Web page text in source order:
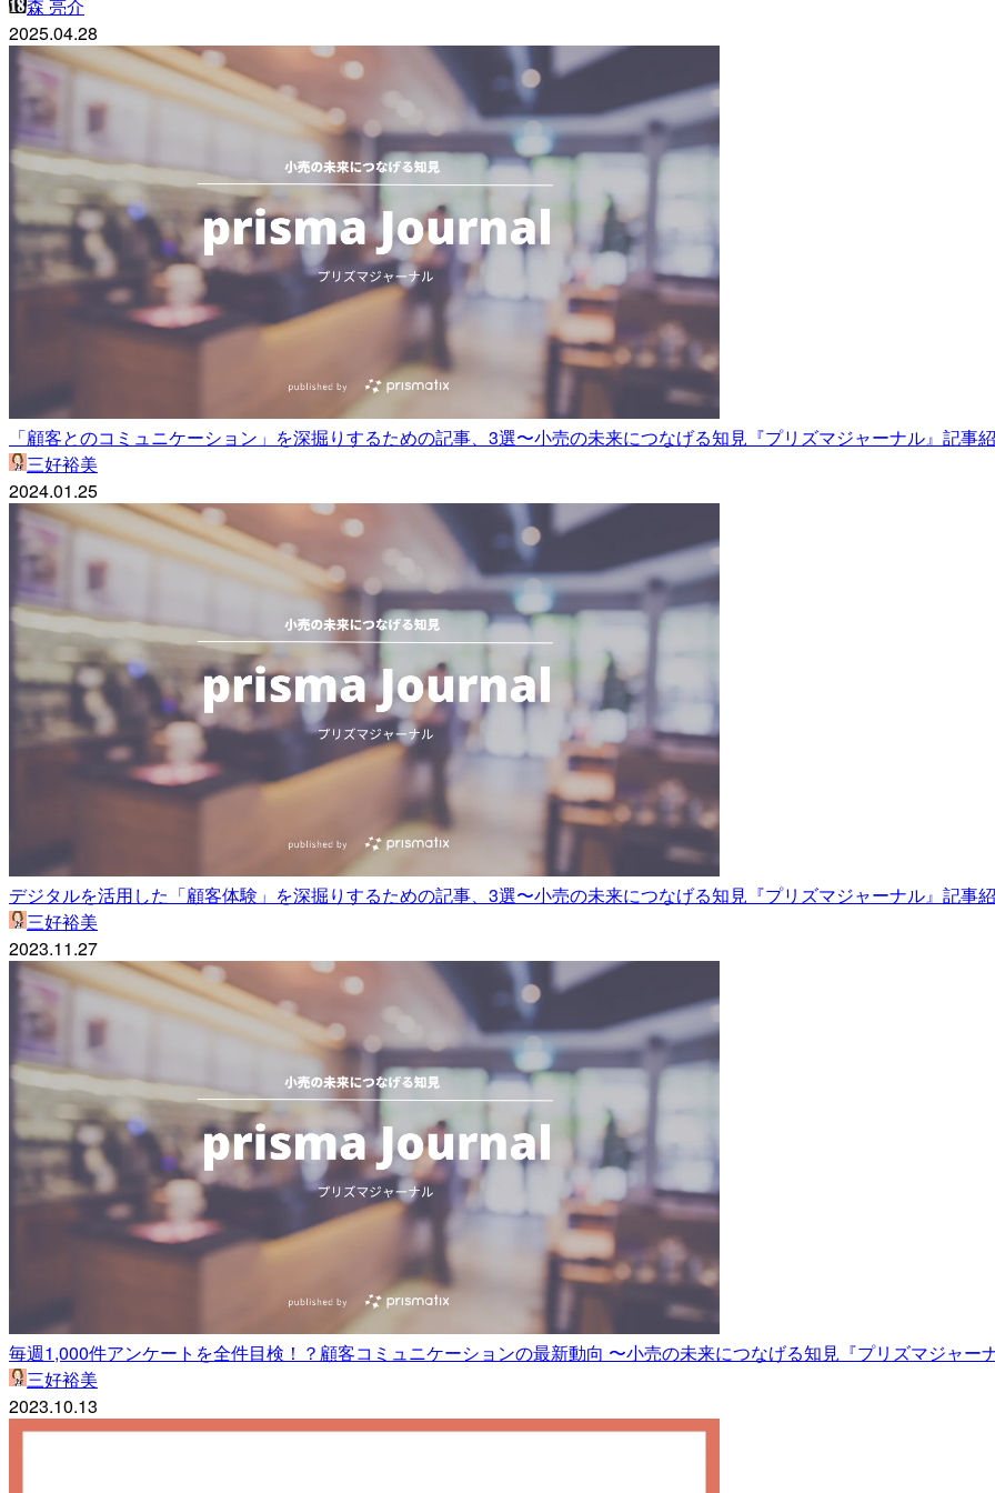
森 亮介
2025.04.28
「顧客とのコミュニケーション」を深掘りするための記事、3選〜小売の未来につなげる知見『プリズマジャーナル』記事
三好裕美
2024.01.25
デジタルを活用した「顧客体験」を深掘りするための記事、3選〜小売の未来につなげる知見『プリズマジャーナル』記事
三好裕美
2023.11.27
毎週1,000件アンケートを全件目検！？顧客コミュニケーションの最新動向 〜小売の未来につなげる知見『プリズマジャー
三好裕美
2023.10.13